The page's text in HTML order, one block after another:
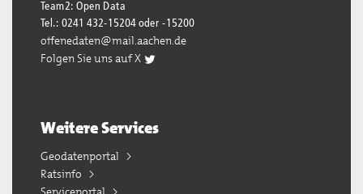
Team2: Open Data
Tel.: 0241 432-15204 oder -15200
offenedaten@mail.aachen.de
Folgen Sie uns auf X
Weitere Services
Geodatenportal
Ratsinfo